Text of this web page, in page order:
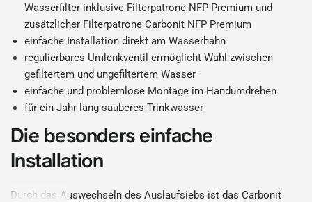
Wasserfilter inklusive Filterpatrone NFP Premium und
zusätzlicher Filterpatrone Carbonit NFP Premium
einfache Installation direkt am Wasserhahn
regulierbares Umlenkventil ermöglicht Wahl zwischen
gefiltertem und ungefiltertem Wasser
einfache und problemlose Montage im Handumdrehen
für ein Jahr lang sauberes Trinkwasser
Die besonders einfache
Installation
Durch das Auswechseln des Auslaufsiebs ist das Carbonit